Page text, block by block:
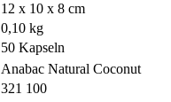
12 x 10 x 8 cm
0,10 kg
50 Kapseln
Anabac Natural Coconut
321 100